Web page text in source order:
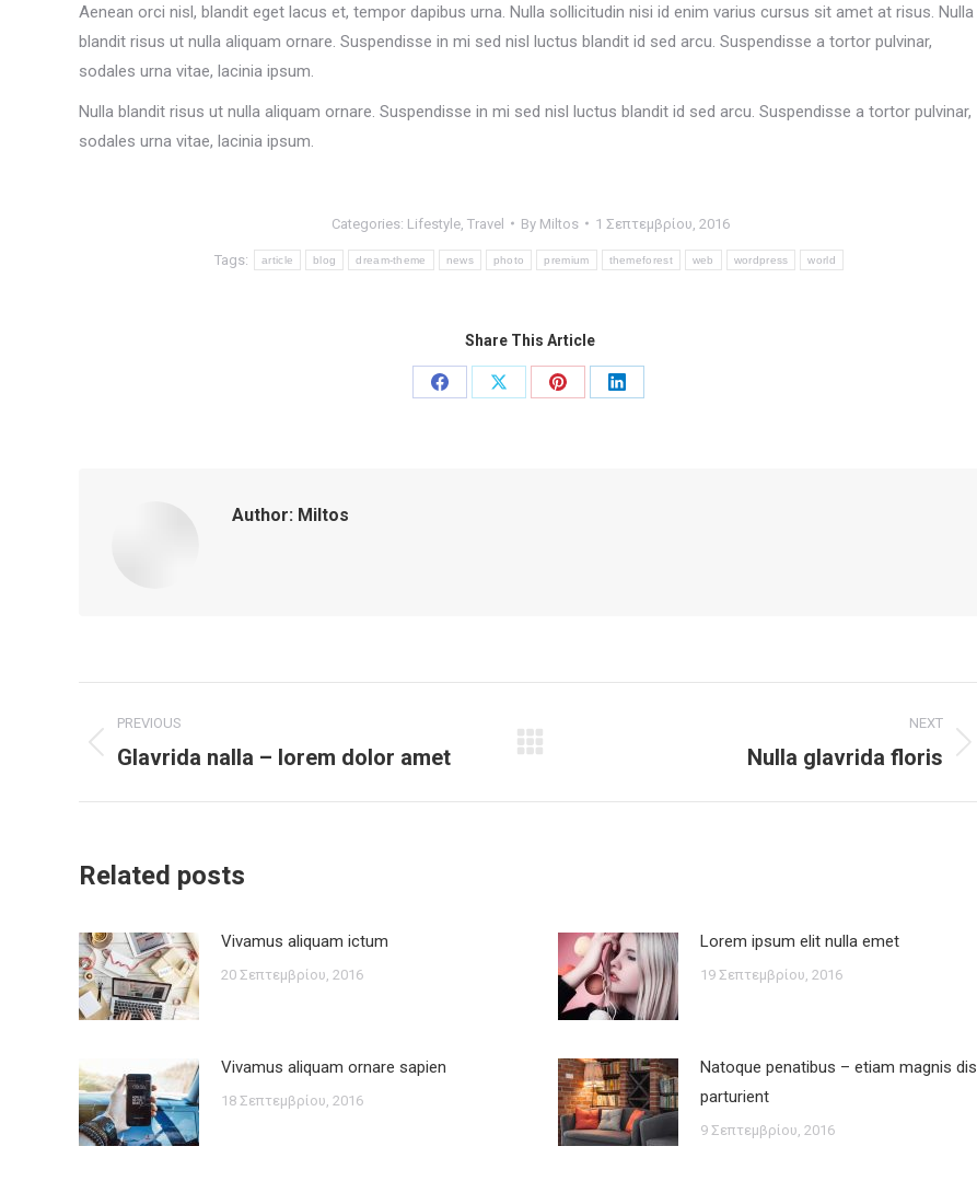
Aenean orci nisl, blandit eget lacus et, tempor dapibus urna. Nulla sollicitudin nisi id enim varius cursus sit amet at risus. Nulla
blandit risus ut nulla aliquam ornare. Suspendisse in mi sed nisl luctus blandit id sed arcu. Suspendisse a tortor pulvinar,
sodales urna vitae, lacinia ipsum.
Nulla blandit risus ut nulla aliquam ornare. Suspendisse in mi sed nisl luctus blandit id sed arcu. Suspendisse a tortor pulvinar,
sodales urna vitae, lacinia ipsum.
Categories: Lifestyle, Travel By Miltos 1 Σεπτεμβρίου, 2016
Tags: article blog dream-theme news photo premium themeforest web wordpress world
Share This Article
Share
Share
Share
Share
Author: Miltos
navigation
PREVIOUS
Previous
Glavrida nalla – lorem dolor amet
NEXT
Nulla glavrida floris
Related posts
Vivamus aliquam ictum
20 Σεπτεμβρίου, 2016
Lorem ipsum elit nulla emet
19 Σεπτεμβρίου, 2016
Vivamus aliquam ornare sapien
18 Σεπτεμβρίου, 2016
Natoque penatibus – etiam magnis dis
parturient
9 Σεπτεμβρίου, 2016